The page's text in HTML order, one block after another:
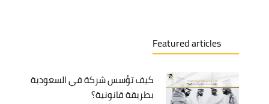
Featured articles
كيف تؤسس شركة في السعودية
بطريقة قانونية؟